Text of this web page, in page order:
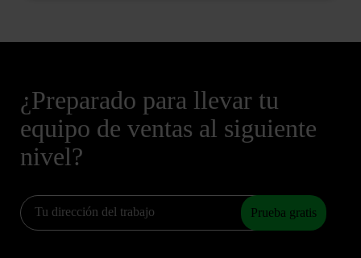
¿Preparado para llevar tu
equipo de ventas al siguiente
nivel?
Prueba gratis